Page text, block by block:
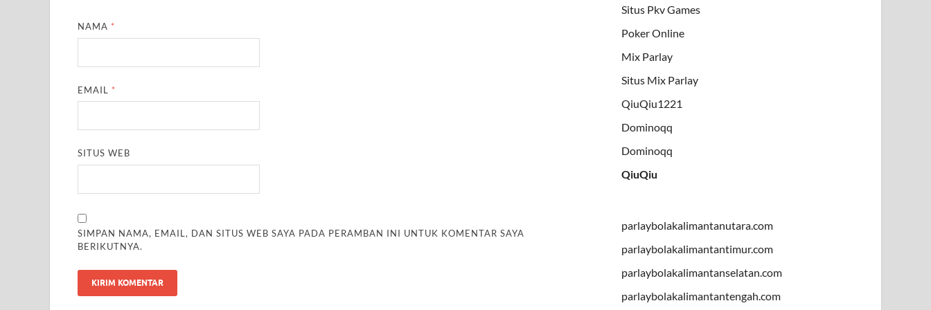
NAMA *
EMAIL *
SITUS WEB
SIMPAN NAMA, EMAIL, DAN SITUS WEB SAYA PADA PERAMBAN INI UNTUK KOMENTAR SAYA
BERIKUTNYA.
Situs Pkv Games
Poker Online
Mix Parlay
Situs Mix Parlay
QiuQiu1221
Dominoqq
Dominoqq
QiuQiu
parlaybolakalimantanutara.com
parlaybolakalimantantimur.com
parlaybolakalimantanselatan.com
parlaybolakalimantantengah.com